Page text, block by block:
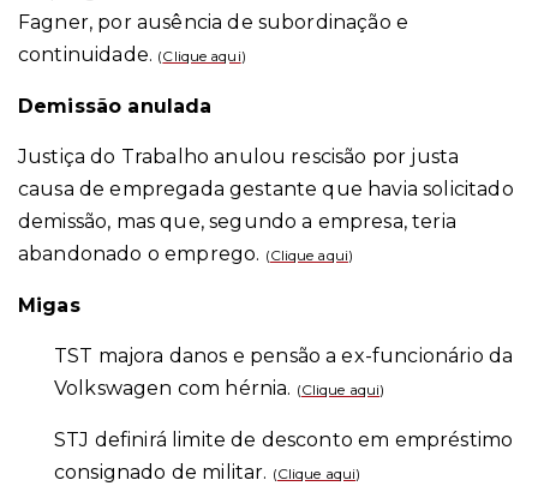
Fagner, por ausência de subordinação e
continuidade. (Clique aqui)
Demissão anulada
Justiça do Trabalho anulou rescisão por justa
causa de empregada gestante que havia solicitado
demissão, mas que, segundo a empresa, teria
abandonado o emprego. (Clique aqui)
Migas
TST majora danos e pensão a ex-funcionário da
Volkswagen com hérnia. (Clique aqui)
STJ definirá limite de desconto em empréstimo
consignado de militar. (Clique aqui)